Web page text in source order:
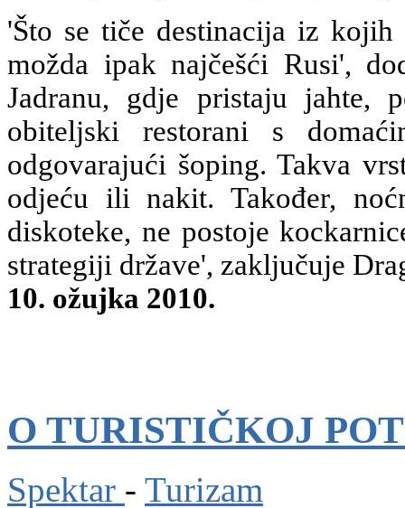
'Što se tiče destinacija iz
možda ipak najčešći Rusi',
Jadranu, gdje pristaju jahte,
obiteljski restorani s
odgovarajući šoping. Takva
odjeću ili nakit. Također,
diskoteke, ne postoje
strategiji države', zaključuje
10. ožujka 2010.
O TURISTIČKOJ
Spektar - Turizam